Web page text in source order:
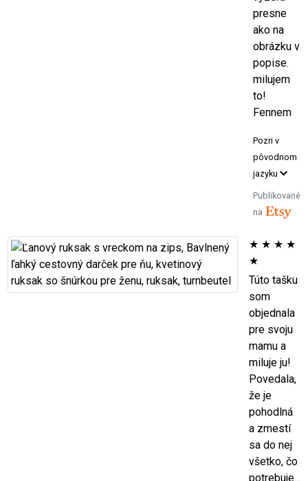
presne
ako na
obrázku v
popise.
milujem
to!
Fennem
Pozri v
pôvodnom
jazyku
Publikované
na
★ ★ ★ ★
★
Túto tašku
som
objednala
pre svoju
mamu a
miluje ju!
Povedala,
že je
pohodlná
a zmestí
sa do nej
všetko, čo
potrebuje...